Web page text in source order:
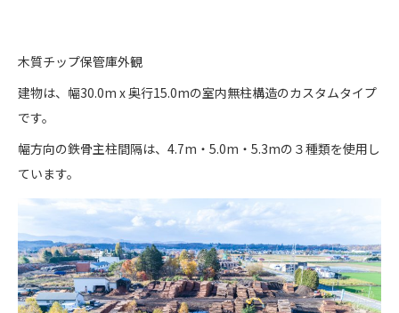
木質チップ保管庫外観
建物は、幅30.0m x 奥行15.0mの室内無柱構造のカスタムタイプ
です。
幅方向の鉄骨主柱間隔は、4.7m・5.0m・5.3mの３種類を使用し
ています。